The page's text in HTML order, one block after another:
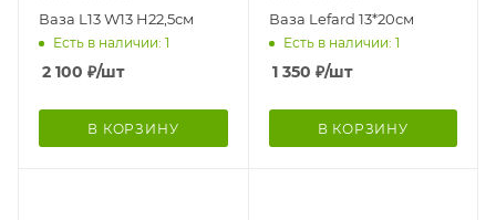
Ваза L13 W13 H22,5см
Есть в наличии: 1
2 100 ₽/шт
В КОРЗИНУ
Ваза Lefard 13*20см
Есть в наличии: 1
1 350 ₽/шт
В КОРЗИНУ